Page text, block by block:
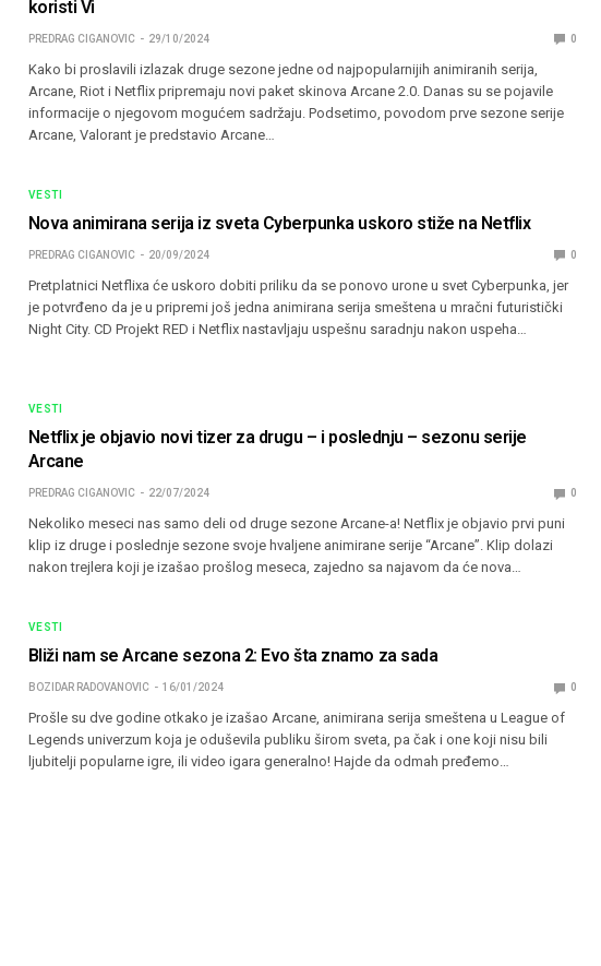
koristi Vi
PREDRAG CIGANOVIC 29/10/2024 0
Kako bi proslavili izlazak druge sezone jedne od najpopularnijih animiranih serija,
Arcane, Riot i Netflix pripremaju novi paket skinova Arcane 2.0. Danas su se pojavile
informacije o njegovom mogućem sadržaju. Podsetimo, povodom prve sezone serije
Arcane, Valorant je predstavio Arcane…
VESTI
Nova animirana serija iz sveta Cyberpunka uskoro stiže na Netflix
PREDRAG CIGANOVIC 20/09/2024 0
Pretplatnici Netflixa će uskoro dobiti priliku da se ponovo urone u svet Cyberpunka, jer
je potvrđeno da je u pripremi još jedna animirana serija smeštena u mračni futuristički
Night City. CD Projekt RED i Netflix nastavljaju uspešnu saradnju nakon uspeha…
VESTI
Netflix je objavio novi tizer za drugu – i poslednju – sezonu serije
Arcane
PREDRAG CIGANOVIC 22/07/2024 0
Nekoliko meseci nas samo deli od druge sezone Arcane-a! Netflix je objavio prvi puni
klip iz druge i poslednje sezone svoje hvaljene animirane serije “Arcane”. Klip dolazi
nakon trejlera koji je izašao prošlog meseca, zajedno sa najavom da će nova…
VESTI
Bliži nam se Arcane sezona 2: Evo šta znamo za sada
BOZIDAR RADOVANOVIC 16/01/2024 0
Prošle su dve godine otkako je izašao Arcane, animirana serija smeštena u League of
Legends univerzum koja je oduševila publiku širom sveta, pa čak i one koji nisu bili
ljubitelji popularne igre, ili video igara generalno! Hajde da odmah pređemo…